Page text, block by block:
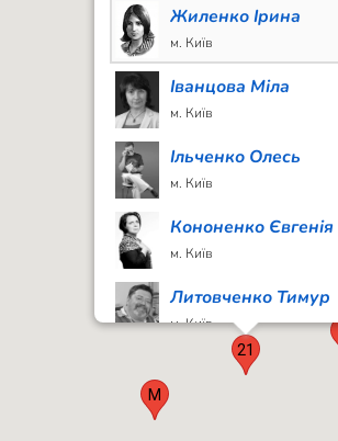
21
М
Жиленко Ірина
м. Київ
Іванцова Міла
м. Київ
Ільченко Олесь
м. Київ
Кононенко Євгенія
м. Київ
Литовченко Тимур
м. Київ
Лузіна Лада